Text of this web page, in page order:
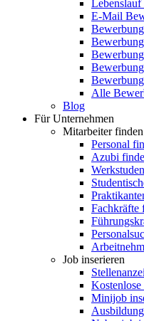
Lebenslauf
E-Mail
Alle
Blog
Für Unternehmen
Mitarbeiter finden
Personal
Azubi
Fachkräfte
Job inserieren
Kostenlose
Minijob